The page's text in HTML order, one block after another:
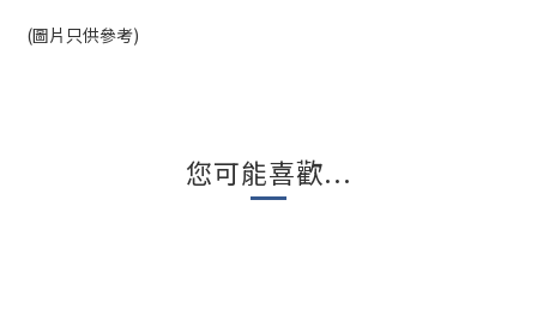
(圖片只供參考)
您可能喜歡...